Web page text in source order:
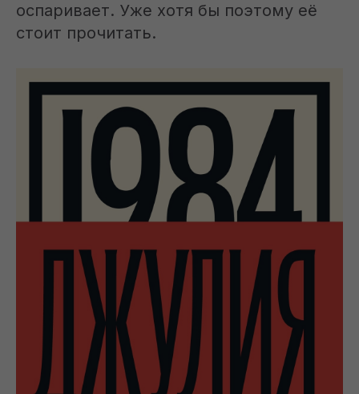
оспаривает. Уже хотя бы поэтому её
стоит прочитать.